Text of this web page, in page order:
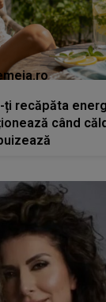
ți recăpăta
când